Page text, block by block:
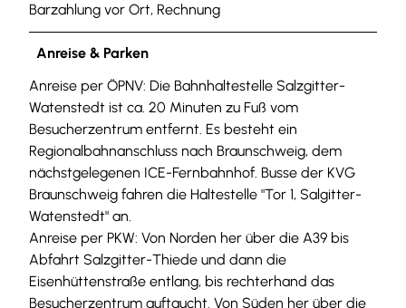
Barzahlung vor Ort, Rechnung
Anreise & Parken
Anreise per ÖPNV: Die Bahnhaltestelle Salzgitter-
Watenstedt ist ca. 20 Minuten zu Fuß vom
Besucherzentrum entfernt. Es besteht ein
Regionalbahnanschluss nach Braunschweig, dem
nächstgelegenen ICE-Fernbahnhof. Busse der KVG
Braunschweig fahren die Haltestelle "Tor 1, Salgitter-
Watenstedt" an.
Anreise per PKW: Von Norden her über die A39 bis
Abfahrt Salzgitter-Thiede und dann die
Eisenhüttenstraße entlang, bis rechterhand das
Besucherzentrum auftaucht. Von Süden her über die